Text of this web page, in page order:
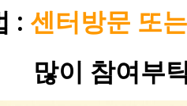
: 센터방문 또
많이 참여부